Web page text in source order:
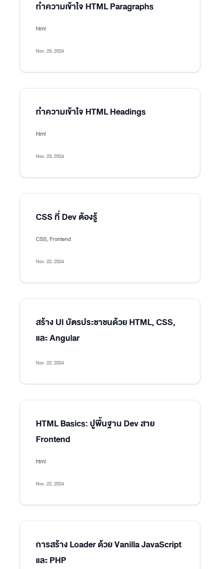
ทำความเข้าใจ HTML Paragraphs
html
Nov. 23, 2024
ทำความเข้าใจ HTML Headings
html
Nov. 23, 2024
CSS ที่ Dev ต้องรู้
CSS, Frontend
Nov. 22, 2024
สร้าง UI บัตรประชาชนด้วย HTML, CSS,
และ Angular
Nov. 22, 2024
HTML Basics: ปูพื้นฐาน Dev สาย
Frontend
html
Nov. 22, 2024
การสร้าง Loader ด้วย Vanilla JavaScript
และ PHP